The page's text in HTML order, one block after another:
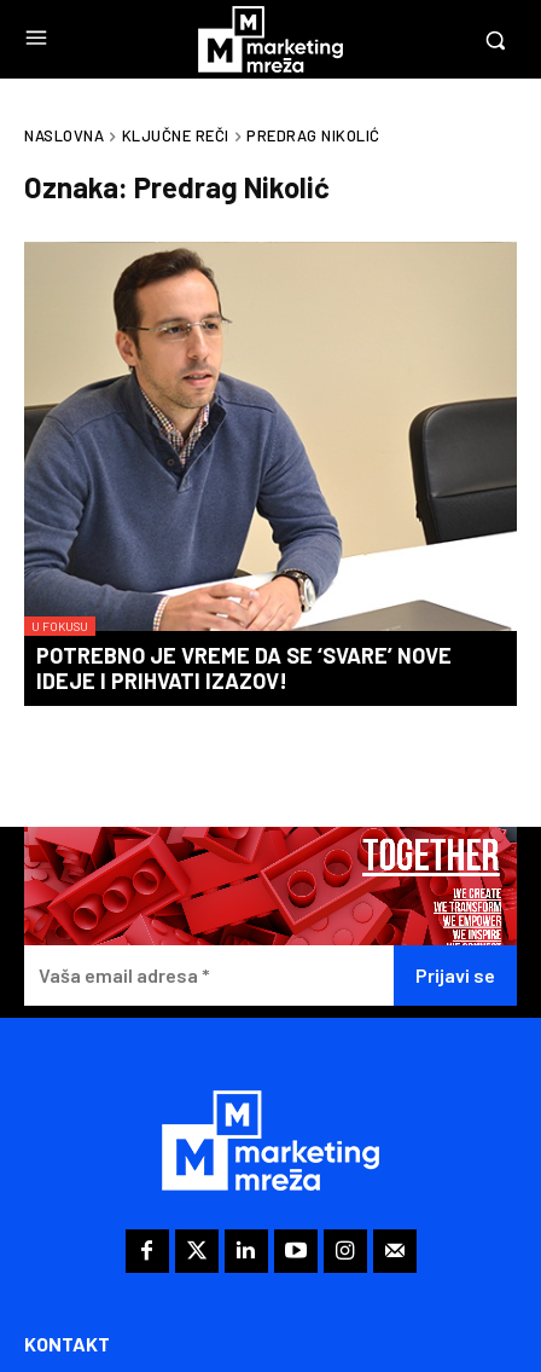
NASLOVNA KLJUČNE REČI PREDRAG NIKOLIĆ
Oznaka: Predrag Nikolić
U FOKUSU
POTREBNO JE VREME DA SE ‘SVARE’ NOVE
IDEJE I PRIHVATI IZAZOV!
KONTAKT